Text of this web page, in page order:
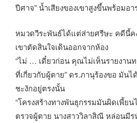
ปีศาจ” น้ำเสียงของเขาสูงขึ้นพร้อมอ
หมวดวีระพันธ์ได้แต่ส่ายศรีษะ คดีนี้ค
เขาตัดสินใจเดินออกจากห้อง
“ไม่ … เดี๋ยวก่อน คุณไม่เห็นรายงาน
ที่เกี่ยวกับผู้ตาย” ดร.ภานุร้องขอ มัน
ชะงักอยู่ตรงนั้น
“โครงสร้างทางพันธุกรรมมันผิดเพี้ย
ตรวจผู้ตาย นางสาววิลาสิณี หล่อนมี